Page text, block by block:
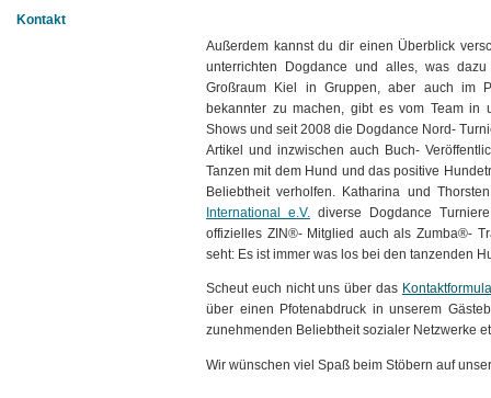
Kontakt
Außerdem kannst du dir einen Überblick
unterrichten Dogdance und alles, was
Großraum Kiel in Gruppen, aber auch im
bekannter zu machen, gibt es vom Team in
Shows und seit 2008 die Dogdance Nord-
Artikel und inzwischen auch Buch-
Tanzen mit dem Hund und das positive
Beliebtheit verholfen. Katharina und
International e.V.diverse Dogdance
offizielles ZIN®- Mitglied auch als Zumba®-
seht: Es ist immer was los bei den tanzenden
Scheut euch nicht uns über das
über einen Pfotenabdruck in unserem
zunehmenden Beliebtheit sozialer Netzwerke
Wir wünschen viel Spaß beim Stöbern auf